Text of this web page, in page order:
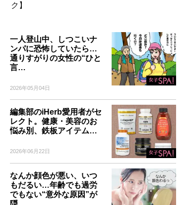
ク】
一人登山中、しつこいナ
ンパに恐怖していたら…
通りすがりの女性の“ひと
言…
2026年05月04日
編集部のiHerb愛用者がセ
レクト。健康・美容のお
悩み別、鉄板アイテム…
2026年06月22日
なんか顔色が悪い、いつ
もだるい…年齢でも過労
でもない“意外な原因”が